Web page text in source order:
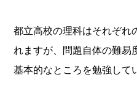
都立高校の理科はそれぞれ
れますが、問題自体の難易
基本的なところを勉強して